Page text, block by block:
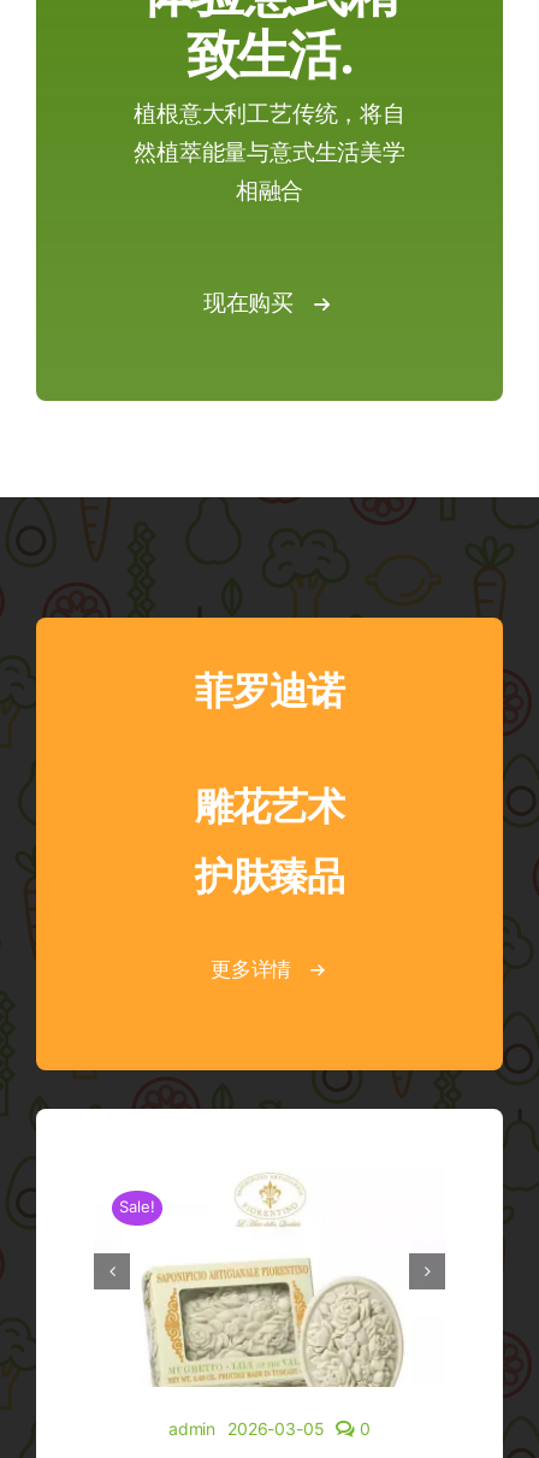
致生活.
植根意大利工艺传统，将自
然植萃能量与意式生活美学
相融合
现在购买
菲罗迪诺
雕花艺术
护肤臻品
更多详情
Sale!
admin 2026-03-05 0